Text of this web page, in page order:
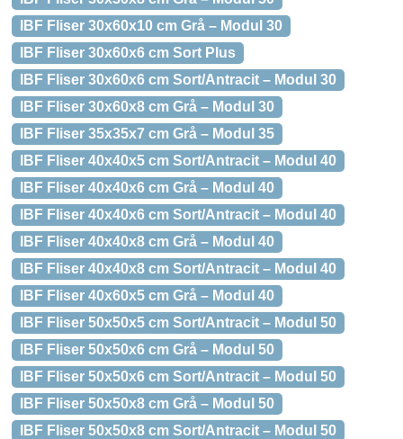
IBF Fliser 30x60x10 cm Grå – Modul 30
IBF Fliser 30x60x6 cm Sort Plus
IBF Fliser 30x60x6 cm Sort/Antracit – Modul 30
IBF Fliser 30x60x8 cm Grå – Modul 30
IBF Fliser 35x35x7 cm Grå – Modul 35
IBF Fliser 40x40x5 cm Sort/Antracit – Modul 40
IBF Fliser 40x40x6 cm Grå – Modul 40
IBF Fliser 40x40x6 cm Sort/Antracit – Modul 40
IBF Fliser 40x40x8 cm Grå – Modul 40
IBF Fliser 40x40x8 cm Sort/Antracit – Modul 40
IBF Fliser 40x60x5 cm Grå – Modul 40
IBF Fliser 50x50x5 cm Sort/Antracit – Modul 50
IBF Fliser 50x50x6 cm Grå – Modul 50
IBF Fliser 50x50x6 cm Sort/Antracit – Modul 50
IBF Fliser 50x50x8 cm Grå – Modul 50
IBF Fliser 50x50x8 cm Sort/Antracit – Modul 50